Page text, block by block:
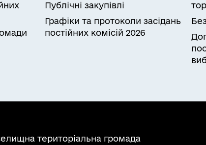
Публічні закупівлі
Графіки та протоколи засідань
постійних комісій 2026
територіальна громада